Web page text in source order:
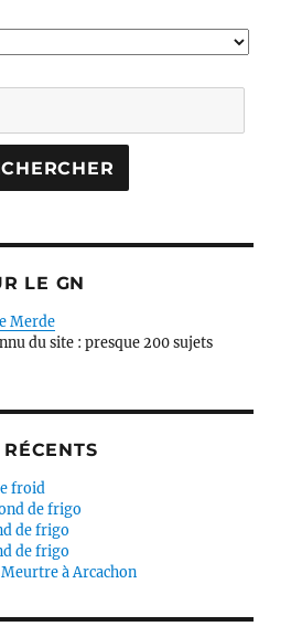
LE GN
Merde
du site : presque 200 sujets
froid
de frigo
de frigo
de frigo
Meurtre à Arcachon